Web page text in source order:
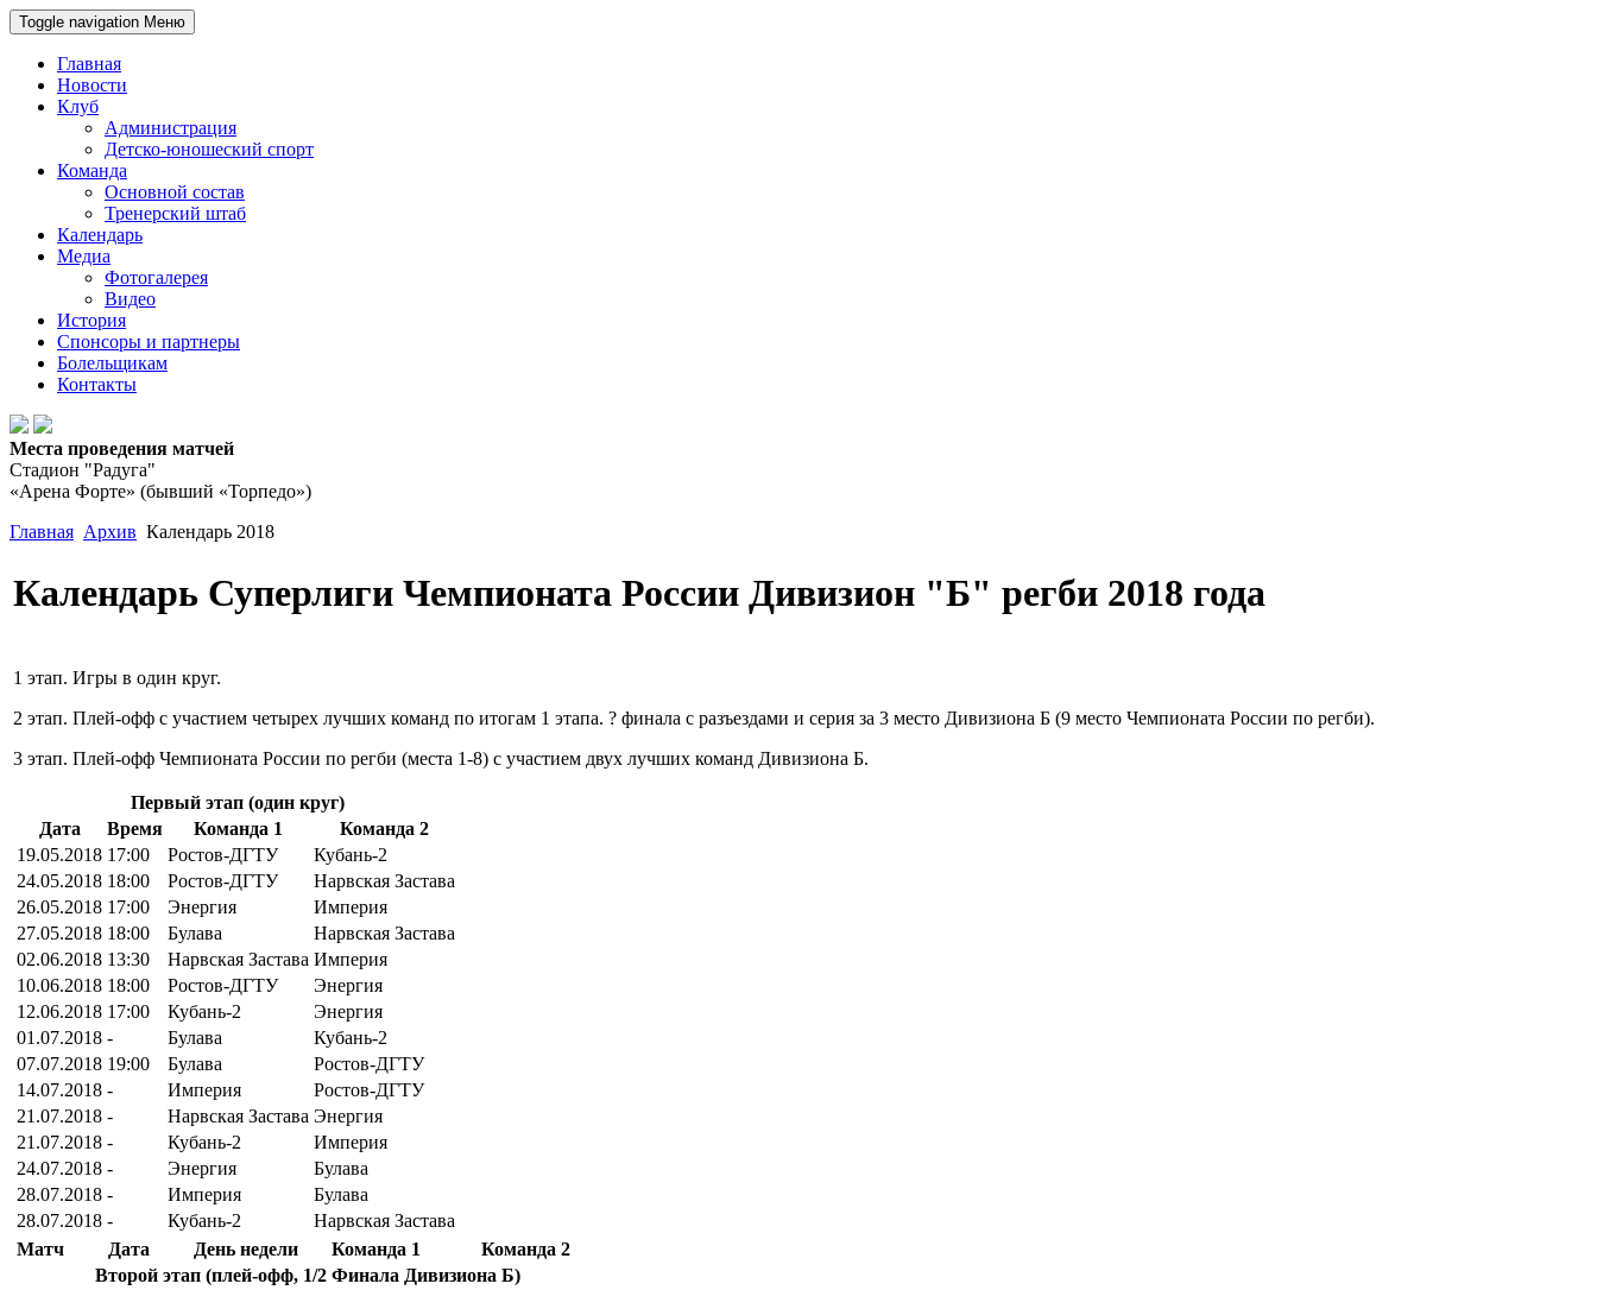
Toggle navigation Меню
Главная
Новости
Клуб
Администрация
Детско-юношеский спорт
Команда
Основной состав
Тренерский штаб
Календарь
Медиа
Фотогалерея
Видео
История
Спонсоры и партнеры
Болельщикам
Контакты
Места проведения матчей
Стадион "Радуга"
«Арена Форте» (бывший «Торпедо»)
Главная Архив Календарь 2018
Календарь Суперлиги Чемпионата России Дивизион "Б" регби 2018 года
1 этап. Игры в один круг.
2 этап. Плей-офф с участием четырех лучших команд по итогам 1 этапа. ? финала с разъездами и серия за 3 место Дивизиона Б (9 место Чемпионата России по регби).
3 этап. Плей-офф Чемпионата России по регби (места 1-8) с участием двух лучших команд Дивизиона Б.
Первый этап (один круг)
Дата
Время Команда 1
Команда 2
19.05.2018 17:00 Ростов-ДГТУ
Кубань-2
24.05.2018 18:00 Ростов-ДГТУ
Нарвская Застава
26.05.2018 17:00 Энергия
Империя
27.05.2018 18:00 Булава
Нарвская Застава
02.06.2018 13:30 Нарвская Застава Империя
10.06.2018 18:00 Ростов-ДГТУ
Энергия
12.06.2018 17:00 Кубань-2
Энергия
01.07.2018 - Булава
Кубань-2
07.07.2018 19:00 Булава
Ростов-ДГТУ
14.07.2018 - Империя
Ростов-ДГТУ
21.07.2018 - Нарвская Застава Энергия
21.07.2018 - Кубань-2
Империя
24.07.2018 - Энергия
Булава
28.07.2018 - Империя
Булава
28.07.2018 - Кубань-2
Нарвская Застава
Матч
Дата День недели Команда 1
Команда 2
Второй этап (плей-офф, 1/2 Финала Дивизиона Б)